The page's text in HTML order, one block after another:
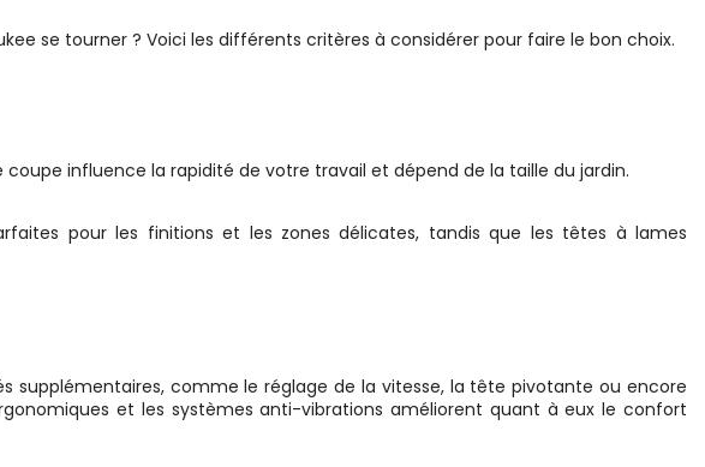
se tourner ? Voici les différents critères à considérer pour faire le bon choix.
influence la rapidité de votre travail et dépend de la taille du jardin.
pour les finitions et les zones délicates, tandis que les têtes à lames
supplémentaires, comme le réglage de la vitesse, la tête pivotante ou encore
et les systèmes anti-vibrations améliorent quant à eux le confort